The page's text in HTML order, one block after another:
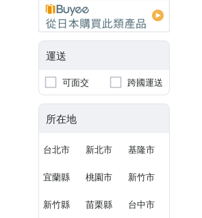
運送
可面交 跨國運送
所在地
台北市 新北市 基隆市
宜蘭縣 桃園市 新竹市
新竹縣 苗栗縣 台中市